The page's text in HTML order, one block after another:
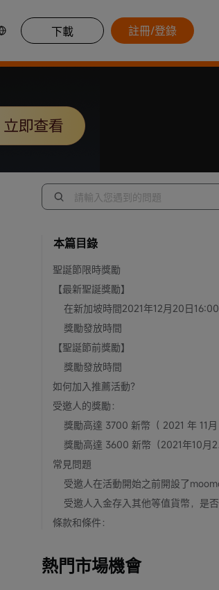
下載 註冊/登錄
本篇目錄
聖誕節限時獎勵
【最新聖誕獎勵】
獎勵發放時間
【聖誕節前獎勵】
獎勵發放時間
如何加入推薦活動？
受邀人的獎勵：
獎勵高達
常見問題
條款和條件：
熱門市場機會